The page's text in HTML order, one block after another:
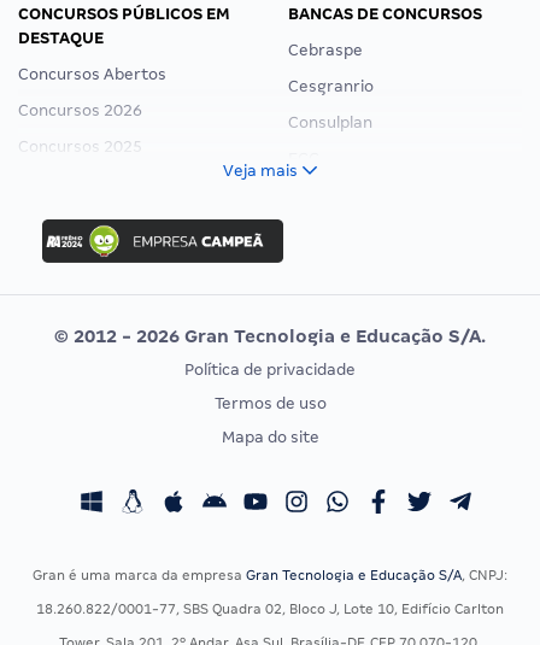
CONCURSOS PÚBLICOS EM
DESTAQUE
Concursos Abertos
Concursos 2026
Concursos 2025
Concurso Ibama
Concurso MPU
Editais publicados
BANCAS DE CONCURSOS
Cebraspe
Cesgranrio
Consulplan
Vunesp
CONCURSOS POR PROFISSÃO
Concursos Fiscais
EXAME DE ORDEM
Calendário OAB
Veja mais
© 2012 - 2026 Gran Tecnologia e Educação S/A.
Política de privacidade
Termos de uso
Mapa do site
Gran é uma marca da empresa Gran Tecnologia e Educação S/A, CNPJ:
18.260.822/0001-77, SBS Quadra 02, Bloco J, Lote 10, Edifício Carlton